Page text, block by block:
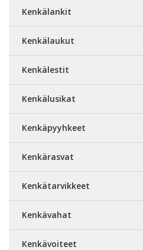
Kenkälankit
Kenkälaukut
Kenkälestit
Kenkälusikat
Kenkäpyyhkeet
Kenkärasvat
Kenkätarvikkeet
Kenkävahat
Kenkävoiteet